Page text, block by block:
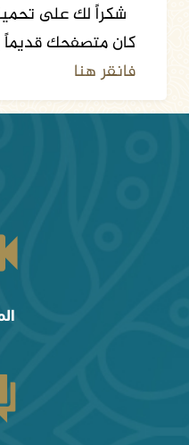
شكراً لك على
كان متصفحك قديماً
فانقر هنا